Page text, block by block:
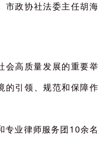
市政协社法委主任胡海
高质量发展的重要举
的引领、规范和保障作
业律师服务团10余名